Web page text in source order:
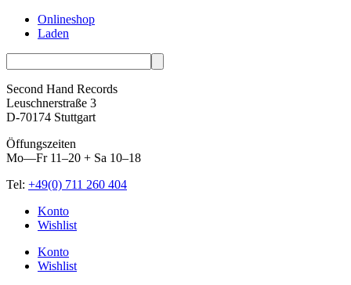
Onlineshop
Laden
Second Hand Records
Leuschnerstraße 3
D-70174 Stuttgart
Öffungszeiten
Mo—Fr 11–20 + Sa 10–18
Tel: +49(0) 711 260 404
Skip
Konto
Wishlist
Konto
Wishlist